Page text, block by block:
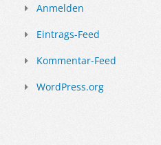
Anmelden
Eintrags-Feed
Kommentar-Feed
WordPress.org